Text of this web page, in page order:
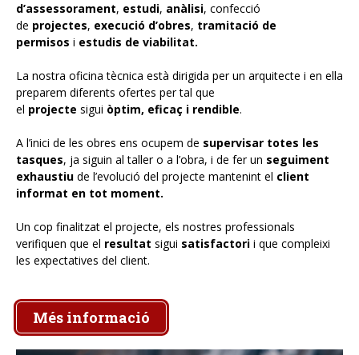
ES
d’assessorament, estudi, anàlisi, confecció
de projectes, execució d’obres, tramitació de
permisos i estudis de viabilitat.
La nostra oficina tècnica està dirigida per un arquitecte i en ella
preparem diferents ofertes per tal que
el projecte sigui òptim, eficaç i rendible.
A l’inici de les obres ens ocupem de supervisar totes les
tasques, ja siguin al taller o a l’obra, i de fer un seguiment
exhaustiu de l’evolució del projecte mantenint el client
informat en tot moment.
Un cop finalitzat el projecte, els nostres professionals
verifiquen que el resultat sigui satisfactori i que compleixi
les expectatives del client.
Més informació